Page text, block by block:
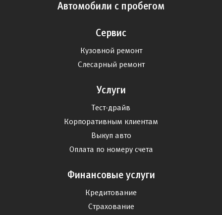
Автомобили с пробегом
Сервис
Кузовной ремонт
Слесарный ремонт
Услуги
Тест-драйв
Корпоративным клиентам
Выкуп авто
Оплата по номеру счета
Финансовые услуги
Кредитование
Страхование